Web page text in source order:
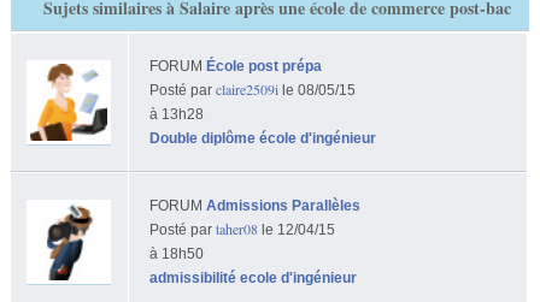
Sujets similaires à Salaire après une école de commerce post-bac
FORUM École post prépa
Posté par claire2509ile 08/05/15
à 13h28
Double diplôme école d'ingénieur
FORUM Admissions Parallèles
Posté par taher08le 12/04/15
à 18h50
admissibilité ecole d'ingénieur